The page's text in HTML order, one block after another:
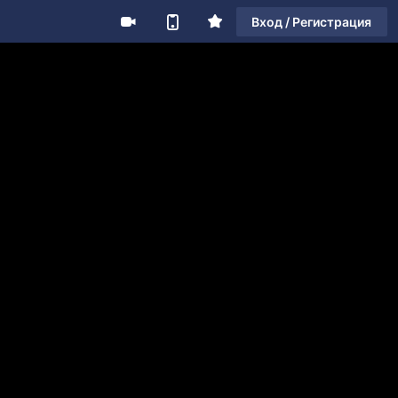
Вход / Регистрация